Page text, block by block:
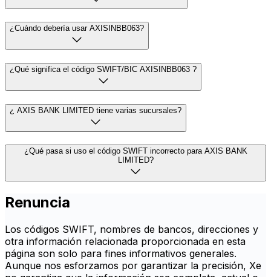
¿Cuándo debería usar AXISINBB063?
¿Qué significa el código SWIFT/BIC AXISINBB063 ?
¿ AXIS BANK LIMITED tiene varias sucursales?
¿Qué pasa si uso el código SWIFT incorrecto para AXIS BANK
LIMITED?
Renuncia
Los códigos SWIFT, nombres de bancos, direcciones y
otra información relacionada proporcionada en esta
página son solo para fines informativos generales.
Aunque nos esforzamos por garantizar la precisión, Xe